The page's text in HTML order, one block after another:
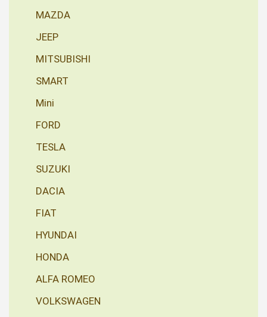
MAZDA
JEEP
MITSUBISHI
SMART
Mini
FORD
TESLA
SUZUKI
DACIA
FIAT
HYUNDAI
HONDA
ALFA ROMEO
VOLKSWAGEN